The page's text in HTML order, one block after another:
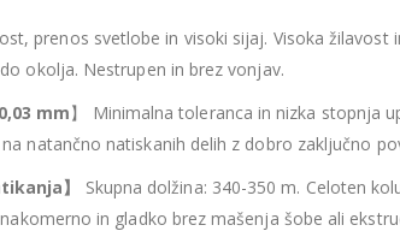
prenos svetlobe in visoki sijaj. Visoka
okolja. Nestrupen in brez vonjav.
mm】 Minimalna toleranca in nizka stopnja
natančno natiskanih delih z dobro zaključno
】
Skupna dolžina: 340-350 m. Celoten
in gladko brez mašenja šobe ali